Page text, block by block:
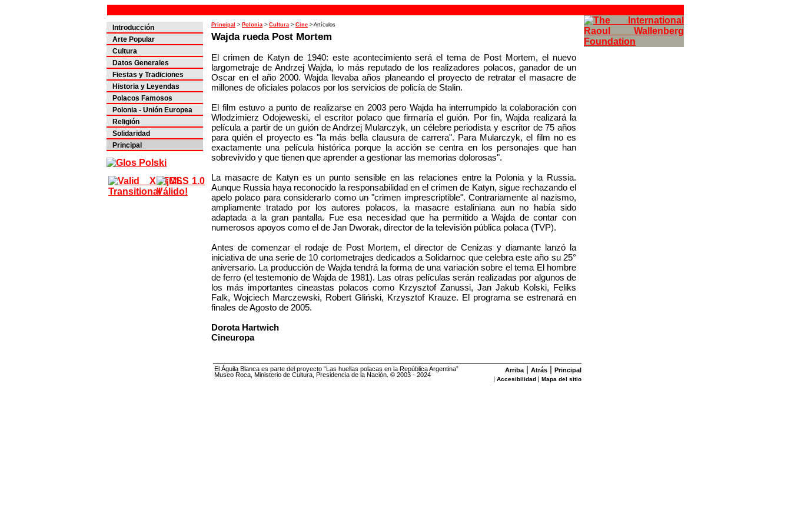
Introducción
Arte Popular
Cultura
Datos Generales
Fiestas y Tradiciones
Historia y Leyendas
Polacos Famosos
Polonia - Unión Europea
Religión
Solidaridad
Principal
Principal > Polonia > Cultura > Cine > Artículos
Wajda rueda Post Mortem
El crimen de Katyn de 1940: este acontecimiento será el tema de Post Mortem, el nuevo
largometraje de Andrzej Wajda, lo más reputado de los realizadores polacos, ganador de un
Oscar en el año 2000. Wajda llevaba años planeando el proyecto de retratar el masacre de
millones de oficiales polacos por los servicios de policía de Stalin.
El film estuvo a punto de realizarse en 2003 pero Wajda ha interrumpido la colaboración con
Wlodzimierz Odojeweski, el escritor polaco que firmaría el guión. Por fin, Wajda realizará la
película a partir de un guión de Andrzej Mularczyk, un célebre periodista y escritor de 75 años
para quién el proyecto es "la más bella clausura de carrera". Para Mularczyk, el film no es
exactamente una película histórica porque la acción se centra en los personajes que han
sobrevivido y que tienen que aprender a gestionar las memorias dolorosas".
La masacre de Katyn es un punto sensible en las relaciones entre la Polonia y la Russia.
Aunque Russia haya reconocido la responsabilidad en el crimen de Katyn, sigue rechazando el
apelo polaco para considerarlo como un "crimen imprescriptible". Contrariamente al nazismo,
ampliamente tratado por los autores polacos, la masacre estaliniana aun no había sido
adaptada a la gran pantalla. Fue esa necesidad que ha permitido a Wajda de contar con
numerosos apoyos como el de Jan Dworak, director de la televisión pública polaca (TVP).
Antes de comenzar el rodaje de Post Mortem, el director de Cenizas y diamante lanzó la
iniciativa de una serie de 10 cortometrajes dedicados a Solidarnoc que celebra este año su 25°
aniversario. La producción de Wajda tendrá la forma de una variación sobre el tema El hombre
de ferro (el testemonio de Wajda de 1981). Las otras películas serán realizadas por algunos de
los más importantes cineastas polacos como Krzysztof Zanussi, Jan Jakub Kolski, Feliks
Falk, Wojciech Marczewski, Robert Gliński, Krzysztof Krauze. El programa se estrenará en
finales de Agosto de 2005.
Dorota Hartwich
Cineuropa
Arriba| Atrás| Principal
| Accesibilidad| Mapa del sitio
El Águila Blanca es parte del proyecto “Las huellas polacas en la República Argentina”
Museo Roca, Ministerio de Cultura, Presidencia de la Nación. © 2003 - 2024